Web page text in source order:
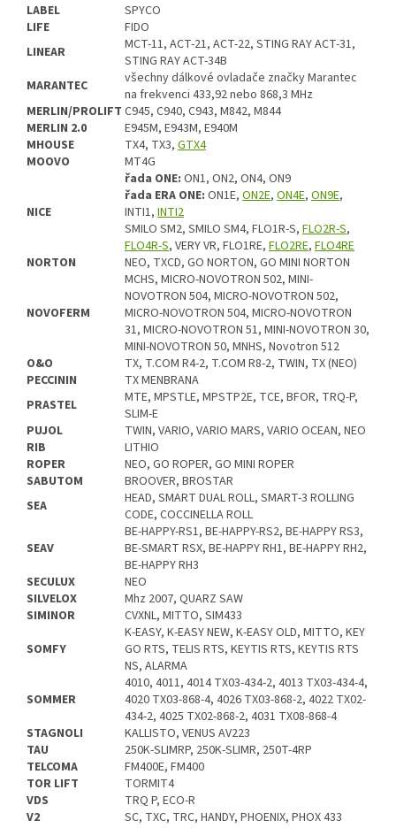
LABEL
SPYCO
LIFE
FIDO
LINEAR
MCT-11, ACT-21, ACT-22, STING RAY ACT-31,
STING RAY ACT-34B
MARANTEC
všechny dálkové ovladače značky Marantec
na frekvenci 433,92 nebo 868,3 MHz
MERLIN/PROLIFT C945, C940, C943, M842, M844
MERLIN 2.0
E945M, E943M, E940M
MHOUSE
TX4, TX3, GTX4
MOOVO
MT4G
NICE
řada ONE: ON1, ON2, ON4, ON9
řada ERA ONE: ON1E, ON2E, ON4E, ON9E,
INTI1, INTI2
SMILO SM2, SMILO SM4, FLO1R-S, FLO2R-S,
FLO4R-S, VERY VR, FLO1RE, FLO2RE, FLO4RE
NORTON
NEO, TXCD, GO NORTON, GO MINI NORTON
NOVOFERM
MCHS, MICRO-NOVOTRON 502, MINI-
NOVOTRON 504, MICRO-NOVOTRON 502,
MICRO-NOVOTRON 504, MICRO-NOVOTRON
31, MICRO-NOVOTRON 51, MINI-NOVOTRON 30,
MINI-NOVOTRON 50, MNHS, Novotron 512
O&O
TX, T.COM R4-2, T.COM R8-2, TWIN, TX (NEO)
PECCININ
TX MENBRANA
PRASTEL
MTE, MPSTLE, MPSTP2E, TCE, BFOR, TRQ-P,
SLIM-E
PUJOL
TWIN, VARIO, VARIO MARS, VARIO OCEAN, NEO
RIB
LITHIO
ROPER
NEO, GO ROPER, GO MINI ROPER
SABUTOM
BROOVER, BROSTAR
SEA
HEAD, SMART DUAL ROLL, SMART-3 ROLLING
CODE, COCCINELLA ROLL
SEAV
BE-HAPPY-RS1, BE-HAPPY-RS2, BE-HAPPY RS3,
BE-SMART RSX, BE-HAPPY RH1, BE-HAPPY RH2,
BE-HAPPY RH3
SECULUX
NEO
SILVELOX
Mhz 2007, QUARZ SAW
SIMINOR
CVXNL, MITTO, SIM433
SOMFY
K-EASY, K-EASY NEW, K-EASY OLD, MITTO, KEY
GO RTS, TELIS RTS, KEYTIS RTS, KEYTIS RTS
NS, ALARMA
SOMMER
4010, 4011, 4014 TX03-434-2, 4013 TX03-434-4,
4020 TX03-868-4, 4026 TX03-868-2, 4022 TX02-
434-2, 4025 TX02-868-2, 4031 TX08-868-4
STAGNOLI
KALLISTO, VENUS AV223
TAU
250K-SLIMRP, 250K-SLIMR, 250T-4RP
TELCOMA
FM400E, FM400
TOR LIFT
TORMIT4
VDS
TRQ P, ECO-R
V2
SC, TXC, TRC, HANDY, PHOENIX, PHOX 433